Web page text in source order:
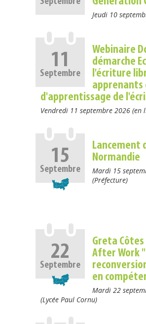
Jeudi 10
11
Septembre
Webinaire
démarche
l'écriture
apprenants
d'apprentissage de
Vendredi 11 septembre 2026 (en
15
Septembre
Lancement
Normandie
Mardi 15
(Préfecture)
22
Septembre
Greta
After Work
en
Mardi 22
(Lycée Paul Cornu)